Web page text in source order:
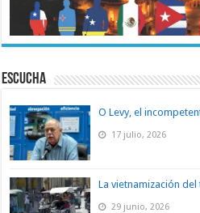
ESCUCHA
O Levy, el
17 julio, 2026
La vietnamización
29 junio, 2026